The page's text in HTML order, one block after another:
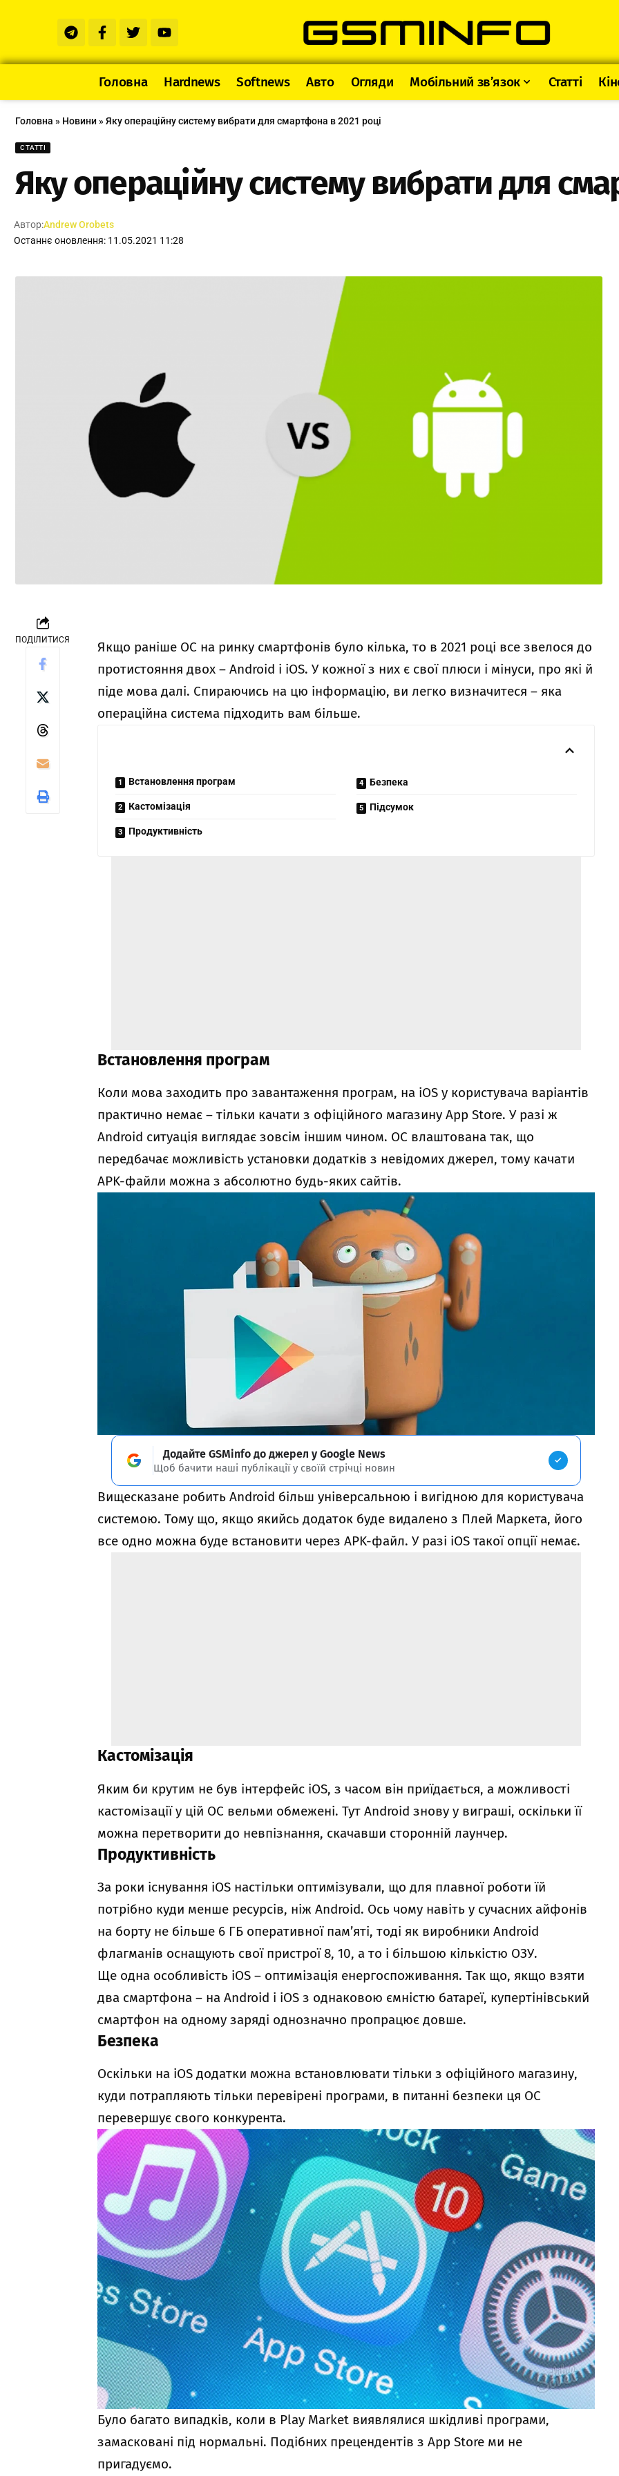
Головна Hardnews Softnews Авто Огляди Мобільний зв’язок Статті
Головна » Новини»Яку операційну систему вибрати для смартфона в 2021 році
СТАТТІ
Яку операційну систему вибрати для
Останнє оновлення: 11.05.2021 11:28
Автор:Andrew Orobets
ПОДІЛИТИСЯ
Якщо раніше ОС на ринку смартфонів було кілька, то в 2021 році все звелося до
протистояння двох – Android і iOS. У кожної з них є свої плюси і мінуси, про які й
піде мова далі. Спираючись на цю інформацію, ви легко визначитеся – яка
операційна система підходить вам більше.
Встановлення програм
Кастомізація
Продуктивність
Безпека
Підсумок
Встановлення програм
Коли мова заходить про завантаження програм, на iOS у користувача варіантів
практично немає – тільки качати з офіційного магазину App Store. У разі ж
Android ситуація виглядає зовсім іншим чином. ОС влаштована так, що
передбачає можливість установки додатків з невідомих джерел, тому качати
APK-файли можна з абсолютно будь-яких сайтів.
Додайте GSMinfo до джерел у Google News
Щоб бачити наші публікації у своїй стрічці новин
Вищесказане робить Android більш універсальною і вигідною для користувача
системою. Тому що, якщо якийсь додаток буде видалено з Плей Маркета, його
все одно можна буде встановити через APK-файл. У разі iOS такої опції немає.
Кастомізація
Яким би крутим не був інтерфейс iOS, з часом він приїдається, а можливості
кастомізації у цій ОС вельми обмежені. Тут Android знову у виграші, оскільки її
можна перетворити до невпізнання, скачавши сторонній лаунчер.
Продуктивність
За роки існування iOS настільки оптимізували, що для плавної роботи їй
потрібно куди менше ресурсів, ніж Android. Ось чому навіть у сучасних айфонів
на борту не більше 6 ГБ оперативної пам’яті, тоді як виробники Android
флагманів оснащують свої пристрої 8, 10, а то і більшою кількістю ОЗУ.
Ще одна особливість iOS – оптимізація енергоспоживання. Так що, якщо взяти
два смартфона – на Android і iOS з однаковою ємністю батареї, купертінівський
смартфон на одному заряді однозначно пропрацює довше.
Безпека
Оскільки на iOS додатки можна встановлювати тільки з офіційного магазину,
куди потрапляють тільки перевірені програми, в питанні безпеки ця ОС
перевершує свого конкурента.
Було багато випадків, коли в Play Market виявлялися шкідливі програми,
замасковані під нормальні. Подібних прецендентів з App Store ми не
пригадуємо.